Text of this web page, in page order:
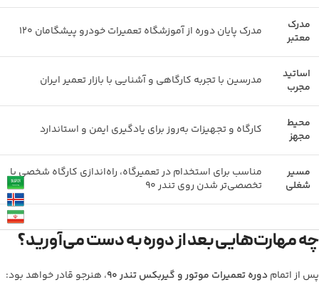
مدرک
معتبر
مدرک پایان دوره از آموزشگاه تعمیرات خودرو پیشگامان 120
اساتید
مجرب
مدرسین با تجربه کارگاهی و آشنایی با بازار تعمیر ایران
محیط
مجهز
کارگاه و تجهیزات به‌روز برای یادگیری ایمن و استاندارد
مسیر
شغلی
مناسب برای استخدام در تعمیرگاه، راه‌اندازی کارگاه شخصی یا
تخصصی‌تر شدن روی تندر 90
چه مهارت‌هایی بعد از دوره به دست می‌آورید؟
پس از اتمامدوره تعمیرات موتور و گیربکس تندر 90
، هنرجو قادر خواهد بود: